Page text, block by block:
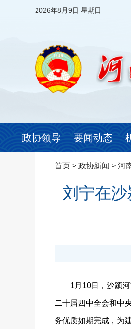
2026年8月9日 星期日
政协领导 要闻动态
首页 > 政协新闻 > 河
刘宁在
1月10日，沙颍河“
二十届四中全会和中
务优质如期完成，为